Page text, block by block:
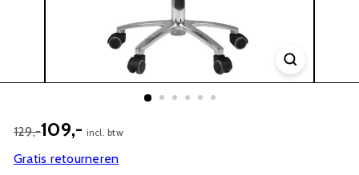
129,-109,- incl. btw
Gratis retourneren